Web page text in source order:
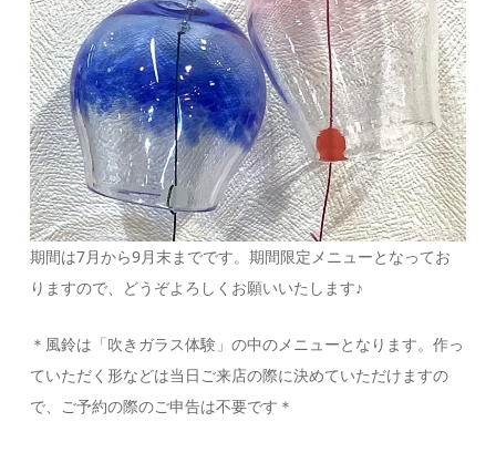
期間は7月から9月末までです。期間限定メニューとなってお
りますので、どうぞよろしくお願いいたします♪
＊風鈴は「吹きガラス体験」の中のメニューとなります。作っ
ていただく形などは当日ご来店の際に決めていただけますの
で、ご予約の際のご申告は不要です＊